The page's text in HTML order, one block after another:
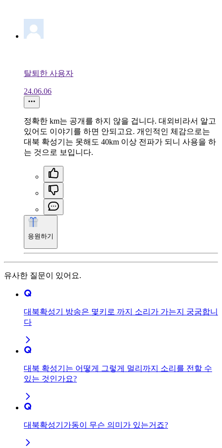
탈퇴한 사용자
24.06.06
정확한 km는 공개를 하지 않을 겁니다. 대외비라서 알고
있어도 이야기를 하면 안되고요. 개인적인 체감으로는
대북 확성기는 못해도 40km 이상 전파가 되니 사용을 하
는 것으로 보입니다.
응원하기
유사한 질문이 있어요.
대북확성기 방송은 몇키로 까지 소리가 가는지 궁굼합니
다
대북 확성기는 어떻게 그렇게 멀리까지 소리를 전할 수
있는 것인가요?
대북확성기가동이 무슨 의미가 있는거죠?